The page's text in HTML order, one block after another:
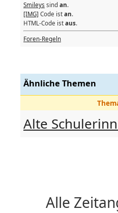
Smileys sind an.
[IMG] Code ist an.
HTML-Code ist aus.
Foren-Regeln
Ähnliche Themen
Alte
Alle